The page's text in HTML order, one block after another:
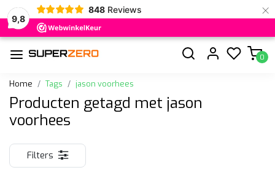
9,8
848 Reviews ×
0
Home Tags jason voorhees
Producten getagd met jason
voorhees
Filters